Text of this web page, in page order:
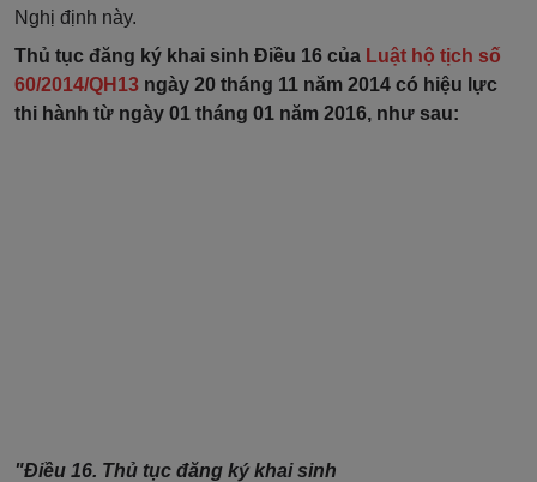
Nghị định này.
Thủ tục đăng ký khai sinh Điều 16 của Luật hộ tịch số
60/2014/QH13 ngày 20 tháng 11 năm 2014 có hiệu lực
thi hành từ ngày 01 tháng 01 năm 2016, như sau:
"Điều 16. Thủ tục đăng ký khai sinh